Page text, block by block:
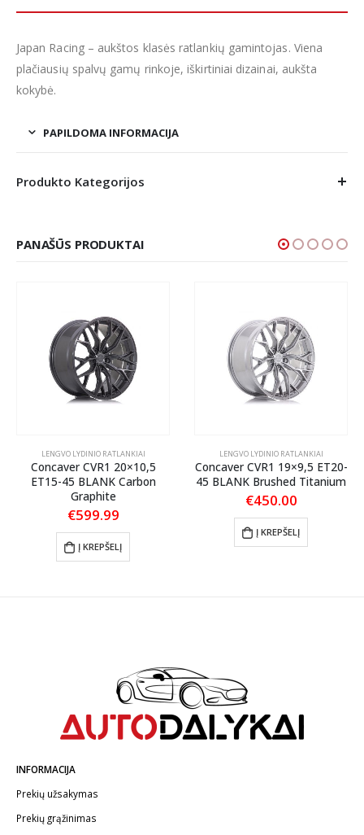
Japan Racing – aukštos klasės ratlankių gamintojas. Viena
plačiausių spalvų gamų rinkoje, iškirtiniai dizainai, aukšta
kokybė.
PAPILDOMA INFORMACIJA
Produkto Kategorijos
PANAŠŪS PRODUKTAI
LENGVO LYDINIO RATLANKIAI
Concaver CVR1 20×10,5
ET15-45 BLANK Carbon
Graphite
€599.99
Į KREPŠELĮ
LENGVO LYDINIO RATLANKIAI
Concaver CVR1 19×9,5 ET20-
45 BLANK Brushed Titanium
€450.00
Į KREPŠELĮ
INFORMACIJA
Prekių užsakymas
Prekių grąžinimas